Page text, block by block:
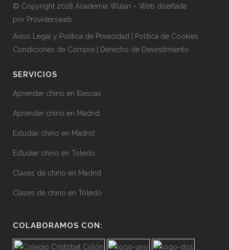
© Copyright 2018 Academia Wulan – Web diseñada
por Providersweb
Aviso Legal y Política de Privacidad
Política de Cookies
Condiciones de Compra
Derecho de Desestimiento
SERVICIOS
Aprender chino en Illescas
Aprender chino en Madrid
Estudiar chino en Madrid
Estudiar chino en Toledo
Clases de chino en Madrid
Clases de chino en Toledo
COLABORAMOS CON: